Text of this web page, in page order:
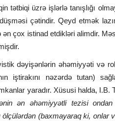
tətbiqi üzrə işlərlə tanışlığı
çətindir. Qeyd etmək
ən çox istinad etdikləri alimdir.
dəyişənlərin əhəmiyyəti və
iştirakını nəzərdə tutan)
yaradır. Xüsusi halda, I.B.
ən əhəmiyyətli tezisi
(baxmayaraq ki, onlar